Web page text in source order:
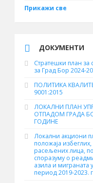
Прикажи све
ДОКУМЕНТИ
Стратешки план за
за Град Бор 2024-
ПОЛИТИКА
9001:2015
ЛОКАЛНИ ПЛАН
ОТПАДОМ ГРАДА
ГОДИНЕ
Локални акциони
положаја
расељених лица,
споразуму о
азила и миграната
период 2019-2023.